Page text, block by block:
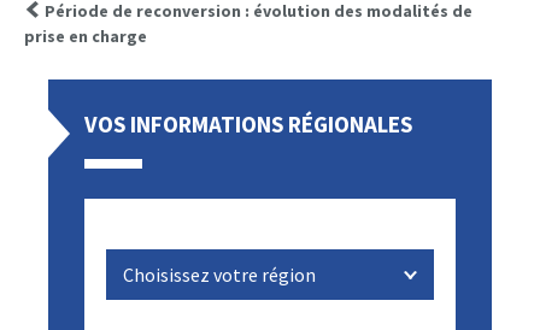
Période de reconversion : évolution des modalités de
prise en charge
VOS INFORMATIONS RÉGIONALES